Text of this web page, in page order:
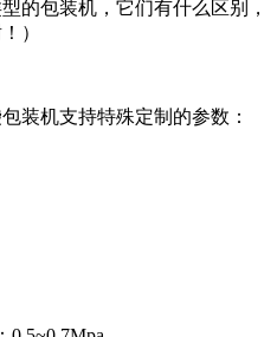
的包装机，它们有什么区别，
）
装机支持特殊定制的参数：